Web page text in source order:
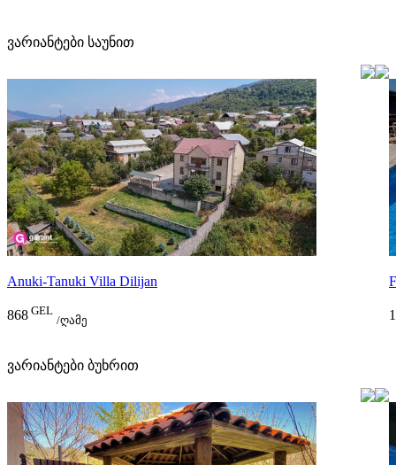
ვარიანტები საუნით
Anuki-Tanuki Villa Dilijan
868 GEL
/ღამე
ვარიანტები ბუხრით